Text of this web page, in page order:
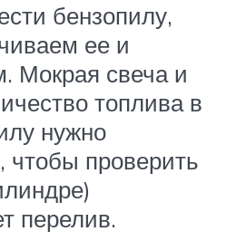
бензопилу,
ее и
Мокрая свеча и
топлива в
нужно
чтобы проверить
перелив.